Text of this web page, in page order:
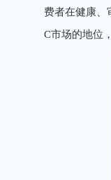
费者在健康、
C市场的地位